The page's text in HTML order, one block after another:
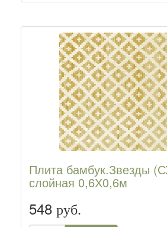
Плита бамбук.Звезды
слойная 0,6Х0,6м
548 руб.